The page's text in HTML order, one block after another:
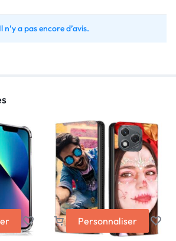
Il n’y a pas encore d’avis.
Personnaliser